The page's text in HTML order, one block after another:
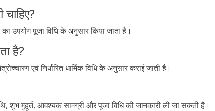
उपयोग पूजा विधि के अनुसार किया जाता है।
है?
एवं निर्धारित धार्मिक विधि के अनुसार कराई जाती है।
शुभ मुहूर्त, आवश्यक सामग्री और पूजा विधि की जानकारी ली जा सकती है।